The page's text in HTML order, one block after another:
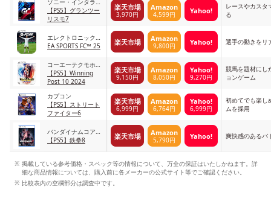
ソニー・インタラク
ティブエンタテイン
メント
【PS5】グランツー
リスモ7
楽天市場
3,970円
Amazon
4,599円 Yahoo!
レースやカスタ
る
エレクトロニック・
アーツ
EA SPORTS FC™ 25 楽天市場 Amazon
9,800円 Yahoo! 選手の動きをリ
コーエーテクモホー
ルディングス
【PS5】Winning
Post 10 2024
楽天市場
9,150円
Amazon
8,050円
Yahoo!
9,270円
競馬を題材にし
ョンゲーム
カプコン
【PS5】ストリート
ファイター6
楽天市場
6,999円
Amazon
6,764円
Yahoo!
6,999円
初めてでも楽し
ムを採用
バンダイナムコアー
ツ【PS5】鉄拳8 楽天市場 Amazon
5,790円 Yahoo! 爽快感のあるバ
掲載している参考価格・スペック等の情報について、万全の保証はいたしかねます。詳
細な商品情報については、購入前に各メーカーの公式サイト等でご確認ください。
比較表内の空欄部分は調査中です。